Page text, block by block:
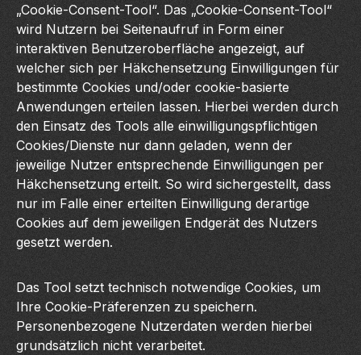
„Cookie-Consent-Tool“. Das „Cookie-Consent-Tool“
wird Nutzern bei Seitenaufruf in Form einer
interaktiven Benutzeroberfläche angezeigt, auf
welcher sich per Häkchensetzung Einwilligungen für
bestimmte Cookies und/oder cookie-basierte
Anwendungen erteilen lassen. Hierbei werden durch
den Einsatz des Tools alle einwilligungspflichtigen
Cookies/Dienste nur dann geladen, wenn der
jeweilige Nutzer entsprechende Einwilligungen per
Häkchensetzung erteilt. So wird sichergestellt, dass
nur im Falle einer erteilten Einwilligung derartige
Cookies auf dem jeweiligen Endgerät des Nutzers
gesetzt werden.
Das Tool setzt technisch notwendige Cookies, um
Ihre Cookie-Präferenzen zu speichern.
Personenbezogene Nutzerdaten werden hierbei
grundsätzlich nicht verarbeitet.